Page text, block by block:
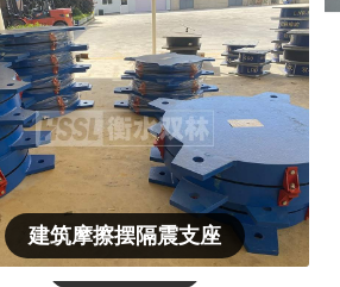
建筑摩擦摆隔震支座
粘滞阻尼器